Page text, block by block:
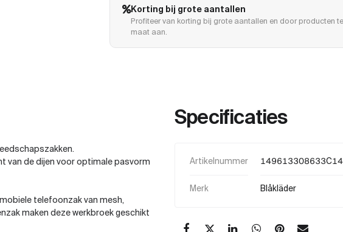
Korting bij grote aantallen
Profiteer van korting bij grote aantallen en door producten
maat aan.
van de dijen voor optimale pasvorm
telefoonzak van mesh,
maken deze werkbroek geschikt
Specificaties
Artikelnummer
Merk Blåkläder